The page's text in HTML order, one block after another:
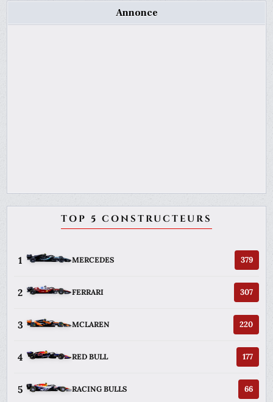
Annonce
TOP 5 CONSTRUCTEURS
1 MERCEDES 379
2 FERRARI 307
3 MCLAREN 220
4 RED BULL 177
5 RACING BULLS 66